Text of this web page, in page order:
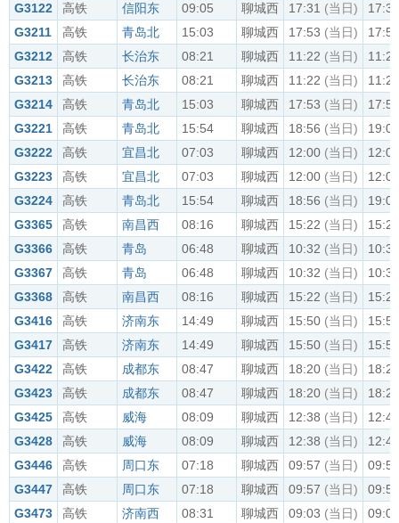
G3122
高铁 信阳东 09:05 聊城西 17:31 (当日)
17:33
G3211
高铁 青岛北 15:03 聊城西 17:53 (当日)
17:56
G3212
高铁 长治东 08:21 聊城西 11:22 (当日)
11:24
G3213
高铁 长治东 08:21 聊城西 11:22 (当日)
11:24
G3214
高铁 青岛北 15:03 聊城西 17:53 (当日)
17:56
G3221
高铁 青岛北 15:54 聊城西 18:56 (当日)
19:03
G3222
高铁 宜昌北 07:03 聊城西 12:00 (当日)
12:02
G3223
高铁 宜昌北 07:03 聊城西 12:00 (当日)
12:02
G3224
高铁 青岛北 15:54 聊城西 18:56 (当日)
19:03
G3365
高铁 南昌西 08:16 聊城西 15:22 (当日)
15:24
G3366
高铁 青岛 06:48 聊城西 10:32 (当日)
10:34
G3367
高铁 青岛 06:48 聊城西 10:32 (当日)
10:34
G3368
高铁 南昌西 08:16 聊城西 15:22 (当日)
15:24
G3416
高铁 济南东 14:49 聊城西 15:50 (当日)
15:52
G3417
高铁 济南东 14:49 聊城西 15:50 (当日)
15:52
G3422
高铁 成都东 08:47 聊城西 18:20 (当日)
18:23
G3423
高铁 成都东 08:47 聊城西 18:20 (当日)
18:23
G3425
高铁 威海 08:09 聊城西 12:38 (当日)
12:40
G3428
高铁 威海 08:09 聊城西 12:38 (当日)
12:40
G3446
高铁 周口东 07:18 聊城西 09:57 (当日)
09:59
G3447
高铁 周口东 07:18 聊城西 09:57 (当日)
09:59
G3473
高铁 济南西 08:31 聊城西 09:03 (当日)
09:05